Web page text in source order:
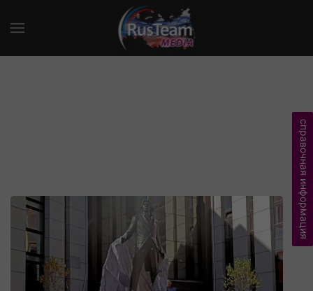
справочная информация